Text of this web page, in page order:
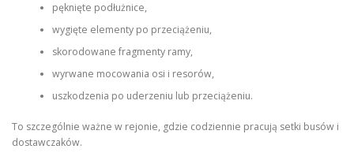
pęknięte podłużnice,
wygięte elementy po przeciążeniu,
skorodowane fragmenty ramy,
wyrwane mocowania osi i resorów,
uszkodzenia po uderzeniu lub przeciążeniu.
To szczególnie ważne w rejonie, gdzie codziennie pracują setki busów i
dostawczaków.